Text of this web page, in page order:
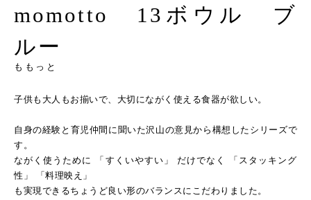
momotto 13ボウル ブ
ルー
ももっと
子供も大人もお揃いで、大切にながく使える食器が欲しい。
自身の経験と育児仲間に聞いた沢山の意見から構想したシリーズで
す。
ながく使うために 「すくいやすい」 だけでなく 「スタッキング
性」 「料理映え」
も実現できるちょうど良い形のバランスにこだわりました。